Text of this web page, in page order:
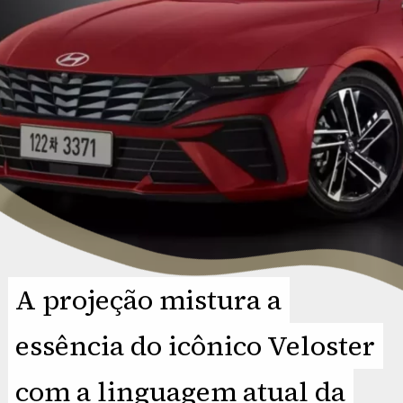
A projeção mistura a
essência do icônico Veloster
com a linguagem atual da
A projeção mistura a
essência do icônico Veloster
com a linguagem atual da